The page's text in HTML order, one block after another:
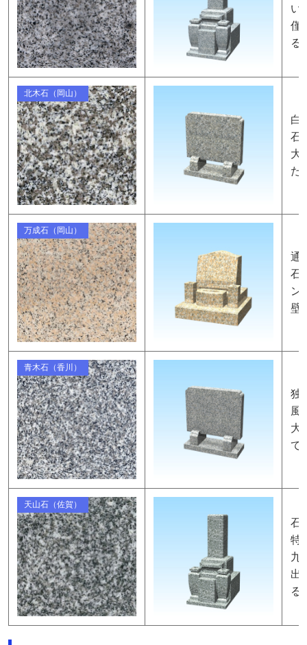
い
僅
る
北木石（岡山）
白
石
大
た
万成石（岡山）
通
石
ン
壁
青木石（香川）
独
風
大
て
天山石（佐賀）
石
特
九
出
る